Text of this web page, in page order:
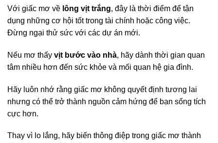
Với giấc mơ về lông vịt trắng, đây là thời điểm để tận
dụng những cơ hội tốt trong tài chính hoặc công việc.
Đừng ngại thử sức với các dự án mới.
Nếu mơ thấy vịt bước vào nhà, hãy dành thời gian quan
tâm nhiều hơn đến sức khỏe và mối quan hệ gia đình.
Hãy luôn nhớ rằng giấc mơ không quyết định tương lai
nhưng có thể trở thành nguồn cảm hứng để bạn sống tích
cực hơn.
Thay vì lo lắng, hãy biến thông điệp trong giấc mơ thành